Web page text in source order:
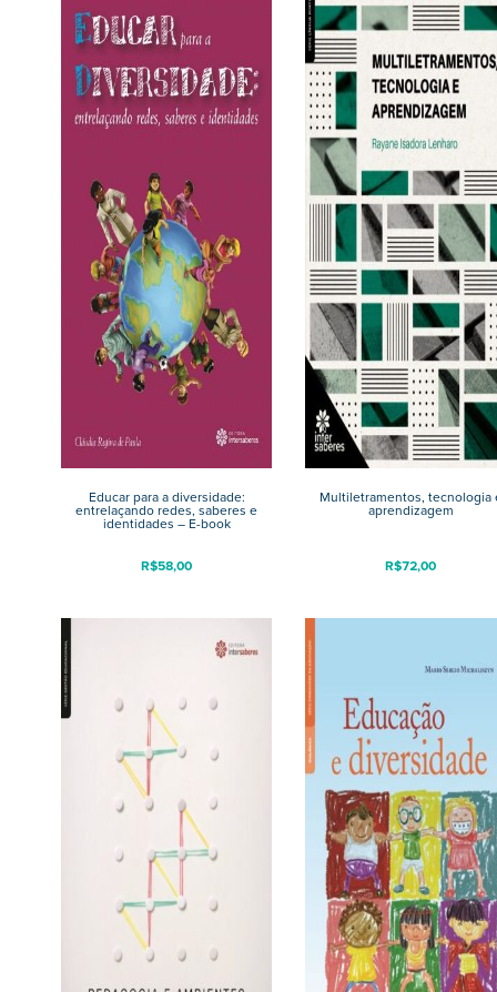
Multiletramentos, tecnologia
aprendizagem
R$72,00
Educar para a diversidade:
entrelaçando redes, saberes e
identidades – E-book
R$58,00